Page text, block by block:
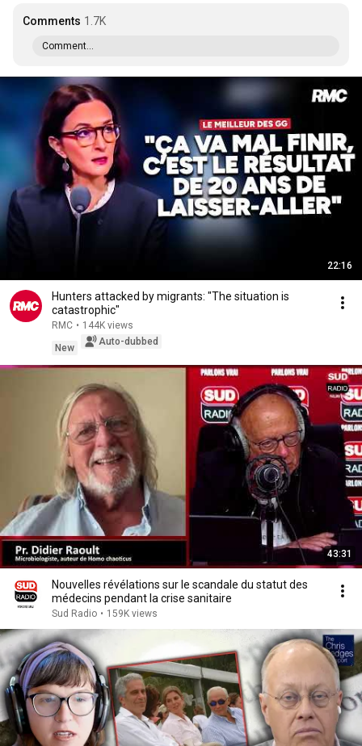
Comments 1.7K
Comment...
22:16
Hunters attacked by migrants: "The situation is
catastrophic"
RMC • 144K views
New
Auto-dubbed
43:31
Nouvelles révélations sur le scandale du statut des
médecins pendant la crise sanitaire
Sud Radio • 159K views